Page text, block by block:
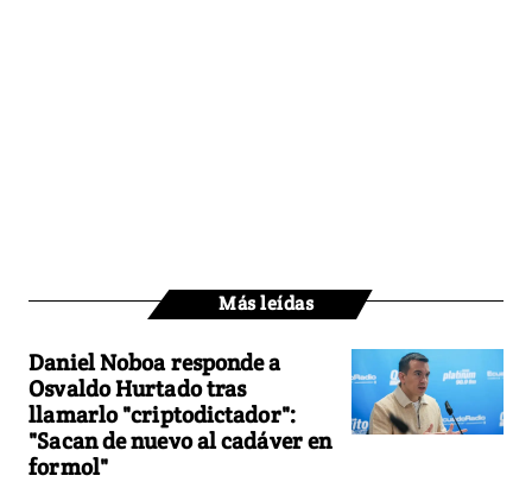
Más leídas
Daniel Noboa responde a
Osvaldo Hurtado tras
llamarlo "criptodictador":
"Sacan de nuevo al cadáver en
formol"